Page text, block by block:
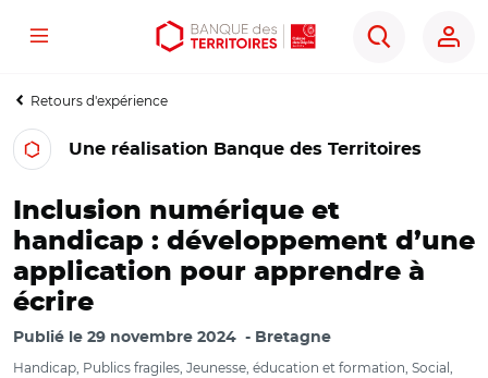
Aller
contenu
Aller
menu
Ouvrir
outils
Menu
Rechercher
Retours d'expérience
Une réalisation Banque des Territoires
Inclusion numérique et
handicap : développement d’une
application pour apprendre à
écrire
Publié le 29 novembre 2024 Bretagne
Handicap, Publics fragiles, Jeunesse, éducation et formation, Social,